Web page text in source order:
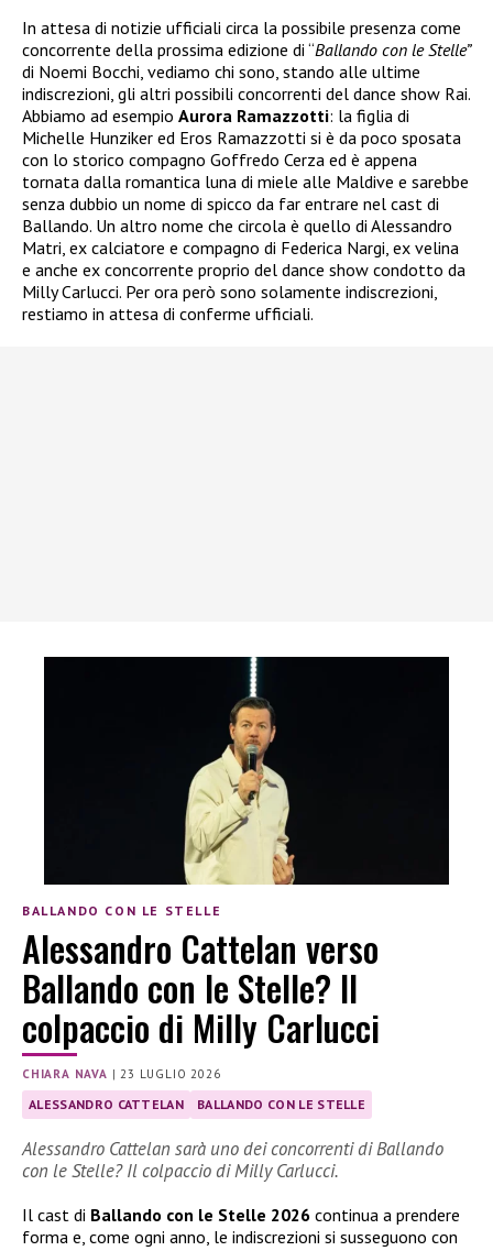
In attesa di notizie ufficiali circa la possibile presenza come
concorrente della prossima edizione di “Ballando con le Stelle”
di Noemi Bocchi, vediamo chi sono, stando alle ultime
indiscrezioni, gli altri possibili concorrenti del dance show Rai.
Abbiamo ad esempio Aurora Ramazzotti: la figlia di
Michelle Hunziker ed Eros Ramazzotti si è da poco sposata
con lo storico compagno Goffredo Cerza ed è appena
tornata dalla romantica luna di miele alle Maldive e sarebbe
senza dubbio un nome di spicco da far entrare nel cast di
Ballando. Un altro nome che circola è quello di Alessandro
Matri, ex calciatore e compagno di Federica Nargi, ex velina
e anche ex concorrente proprio del dance show condotto da
Milly Carlucci. Per ora però sono solamente indiscrezioni,
restiamo in attesa di conferme ufficiali.
BALLANDO CON LE STELLE
Alessandro Cattelan verso
Ballando con le Stelle? Il
colpaccio di Milly Carlucci
CHIARA NAVA |23 LUGLIO 2026
ALESSANDRO CATTELAN BALLANDO CON LE STELLE
Alessandro Cattelan sarà uno dei concorrenti di Ballando
con le Stelle? Il colpaccio di Milly Carlucci.
Il cast di Ballando con le Stelle 2026 continua a prendere
forma e, come ogni anno, le indiscrezioni si susseguono con